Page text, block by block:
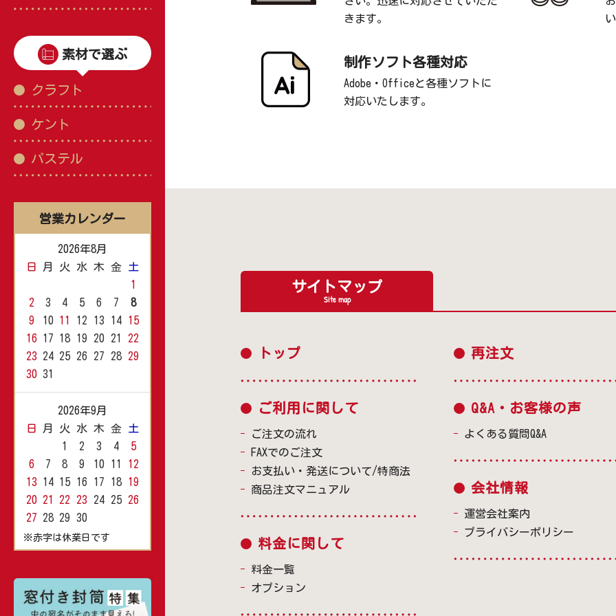
素材で選ぶ
クラフト
ケント
パステル
営業カレンダー
2026年8月
日
月 火 水 木 金
土
1
2
3 4 5 6 7
8
9
10 11 12 13 14
15
16
17 18 19 20 21
22
23 24 25 26 27 28
29
30 31
2026年9月
日
月 火 水 木 金
土
1
2 3 4
5
6
7 8 9 10 11
12
13 14 15 16 17 18
19
20 21 22 23 24 25
26
27
28 29 30
※赤字は休業日です
きます。
い
制作ソフト各種対応
Adobe・Officeと各種ソフトに
対応いたします。
サイトマップ
Site map
トップ
ご利用に関して
ご注文の流れ
FAXでのご注文
お支払い・発送について/特商法
商品注文マニュアル
料金に関して
料金一覧
オプション
再注文
Q&A・お客様の声
よくある質問Q&A
会社情報
運営会社案内
プライバシーポリシー